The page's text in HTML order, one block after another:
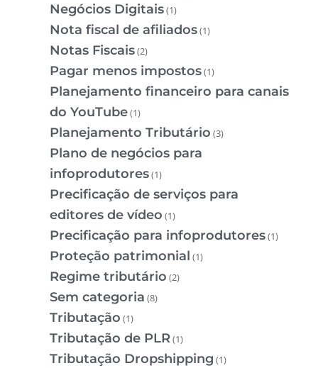
Negócios Digitais(1)
Nota fiscal de afiliados(1)
Notas Fiscais(2)
Pagar menos impostos(1)
Planejamento financeiro para canais
do YouTube(1)
Planejamento Tributário (3)
Plano de negócios para
infoprodutores(1)
Precificação de serviços para
editores de vídeo (1)
Precificação para infoprodutores(1)
Proteção patrimonial (1)
Regime tributário (2)
Sem categoria (8)
Tributação (1)
Tributação de PLR(1)
Tributação Dropshipping (1)